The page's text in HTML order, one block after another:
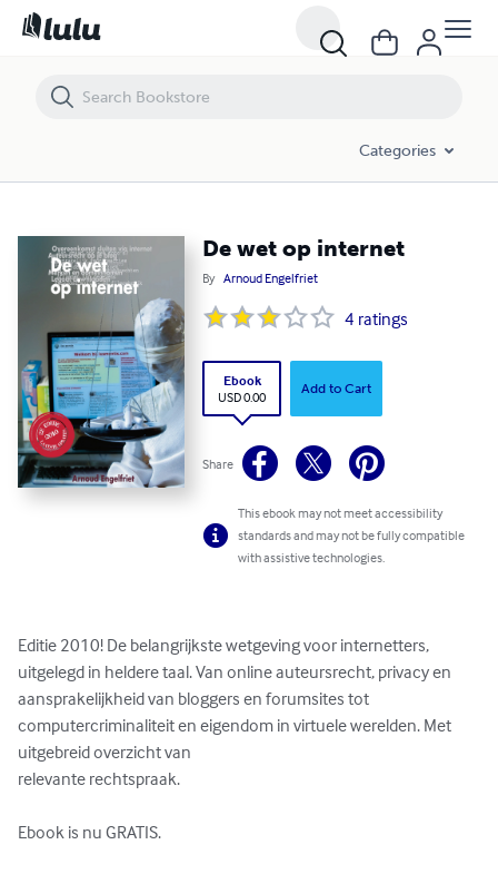
Categories
De wet op internet
By Arnoud Engelfriet
4 ratings
Ebook
USD 0.00
Add to Cart
Share
This ebook may not meet accessibility
standards and may not be fully compatible
with assistive technologies.
Editie 2010! De belangrijkste wetgeving voor internetters,
uitgelegd in heldere taal. Van online auteursrecht, privacy en
aansprakelijkheid van bloggers en forumsites tot
computercriminaliteit en eigendom in virtuele werelden. Met
uitgebreid overzicht van
relevante rechtspraak.
Ebook is nu GRATIS.
De wet op internet